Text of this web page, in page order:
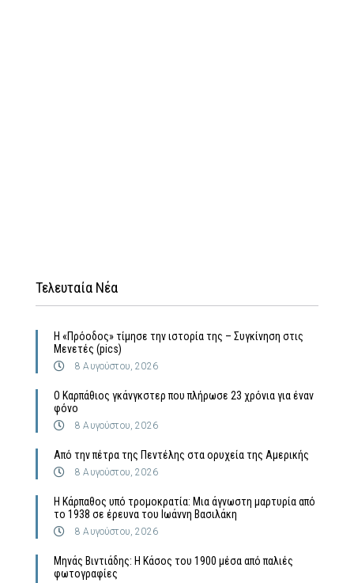
Τελευταία Νέα
Η «Πρόοδος» τίμησε την ιστορία της – Συγκίνηση στις
Μενετές (pics)
8 Αυγούστου, 2026
Ο Καρπάθιος γκάνγκστερ που πλήρωσε 23 χρόνια για έναν
φόνο
8 Αυγούστου, 2026
Από την πέτρα της Πεντέλης στα ορυχεία της Αμερικής
8 Αυγούστου, 2026
Η Κάρπαθος υπό τρομοκρατία: Μια άγνωστη μαρτυρία από
το 1938 σε έρευνα του Ιωάννη Βασιλάκη
8 Αυγούστου, 2026
Μηνάς Βιντιάδης: Η Κάσος του 1900 μέσα από παλιές
φωτογραφίες